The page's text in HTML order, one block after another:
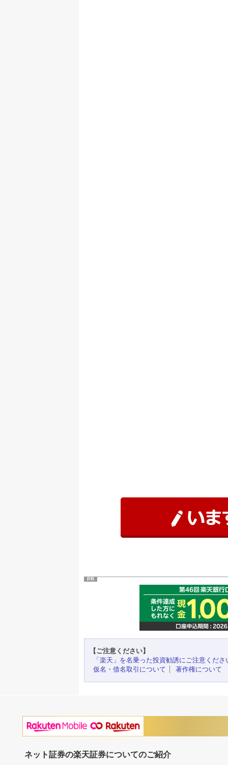
PR
【ご注意ください】
「楽天」を名乗った投資勧誘にご注意くださ
仮名・借名取引について
著作権について
ネット証券の楽天証券についてのご紹介